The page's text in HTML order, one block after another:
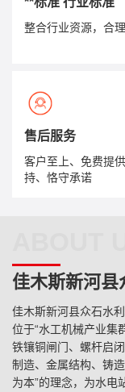
整合行业资源，合
售后服务
客户至上、免费提
持、恪守承诺
佳木斯新河县
佳木斯新河县众石水
位于“水工机械产业集
铁镶铜闸门、螺杆启
制造、金属结构、铸
为本”的理念，为水电